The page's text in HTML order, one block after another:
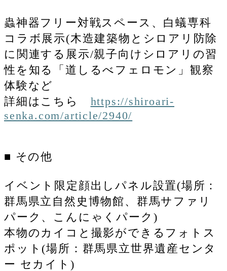
蟲神器フリー対戦スペース、白蟻専科
コラボ展示(木造建築物とシロアリ防除
に関連する展示/親子向けシロアリの習
性を知る「道しるべフェロモン」観察
体験など
詳細はこちら https://shiroari-
senka.com/article/2940/
■ その他
イベント限定顔出しパネル設置(場所：
群馬県立自然史博物館、群馬サファリ
パーク、こんにゃくパーク)
本物のカイコと撮影ができるフォトス
ポット(場所：群馬県立世界遺産センタ
ー セカイト)